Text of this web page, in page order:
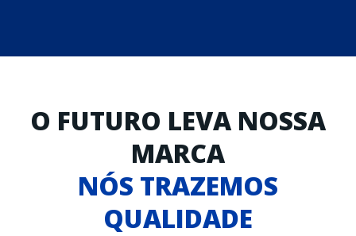
O FUTURO LEVA NOSSA
MARCA
NÓS TRAZEMOS
QUALIDADE